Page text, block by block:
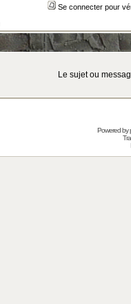
Se connecter pour
Le sujet ou
Powered by